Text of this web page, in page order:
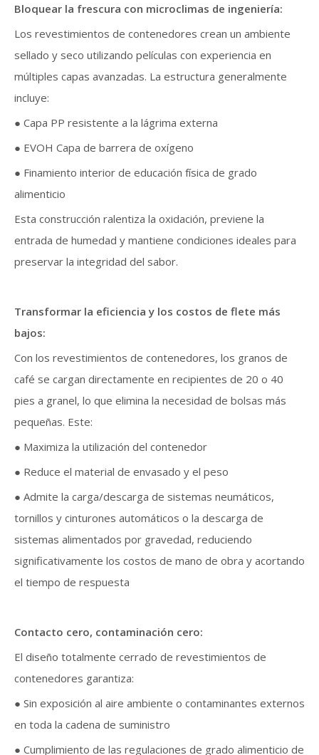
Bloquear la frescura con microclimas de ingeniería:
Los revestimientos de contenedores crean un ambiente
sellado y seco utilizando películas con experiencia en
múltiples capas avanzadas. La estructura generalmente
incluye:
● Capa PP resistente a la lágrima externa
● EVOH Capa de barrera de oxígeno
● Finamiento interior de educación física de grado
alimenticio
Esta construcción ralentiza la oxidación, previene la
entrada de humedad y mantiene condiciones ideales para
preservar la integridad del sabor.
Transformar la eficiencia y los costos de flete más
bajos:
Con los revestimientos de contenedores, los granos de
café se cargan directamente en recipientes de 20 o 40
pies a granel, lo que elimina la necesidad de bolsas más
pequeñas. Este:
● Maximiza la utilización del contenedor
● Reduce el material de envasado y el peso
● Admite la carga/descarga de sistemas neumáticos,
tornillos y cinturones automáticos o la descarga de
sistemas alimentados por gravedad, reduciendo
significativamente los costos de mano de obra y acortando
el tiempo de respuesta
Contacto cero, contaminación cero:
El diseño totalmente cerrado de revestimientos de
contenedores garantiza:
● Sin exposición al aire ambiente o contaminantes externos
en toda la cadena de suministro
● Cumplimiento de las regulaciones de grado alimenticio de